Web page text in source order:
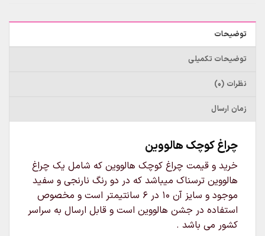
توضیحات
توضیحات تکمیلی
نظرات (0)
زمان ارسال
چراغ کوچک هالووین
خرید و قیمت چراغ کوچک هالووین که شامل یک چراغ
هالووین ترسناک میباشد که در دو رنگ نارنجی و سفید
موجود و سایز آن 10 در 6 سانتیمتر است و مخصوص
استفاده در جشن هالووین است و قابل ارسال به سراسر
کشور می باشد .